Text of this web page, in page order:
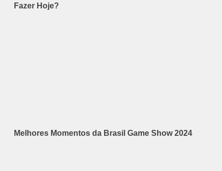
Fazer Hoje?
Melhores Momentos da Brasil Game Show 2024